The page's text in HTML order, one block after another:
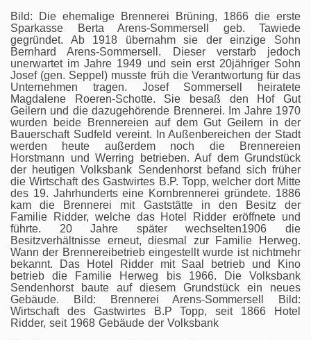
Bild: Die ehemalige Brennerei Brüning, 1866 die erste
Sparkasse Berta Arens-Sommersell geb. Tawiede
gegründet. Ab 1918 übernahm sie der einzige Sohn
Bernhard Arens-Sommersell. Dieser verstarb jedoch
unerwartet im Jahre 1949 und sein erst 20jähriger Sohn
Josef (gen. Seppel) musste früh die Verantwortung für das
Unternehmen tragen. Josef Sommersell heiratete
Magdalene Roeren-Schotte. Sie besaß den Hof Gut
Geilern und die dazugehörende Brennerei. Im Jahre 1970
wurden beide Brennereien auf dem Gut Geilern in der
Bauerschaft Sudfeld vereint. In Außenbereichen der Stadt
werden heute außerdem noch die Brennereien
Horstmann und Werring betrieben. Auf dem Grundstück
der heutigen Volksbank Sendenhorst befand sich früher
die Wirtschaft des Gastwirtes B.P. Topp, welcher dort Mitte
des 19. Jahrhunderts eine Kornbrennerei gründete. 1886
kam die Brennerei mit Gaststätte in den Besitz der
Familie Ridder, welche das Hotel Ridder eröffnete und
führte. 20 Jahre später wechselten1906 die
Besitzverhältnisse erneut, diesmal zur Familie Herweg.
Wann der Brennereibetrieb eingestellt wurde ist nichtmehr
bekannt. Das Hotel Ridder mit Saal betrieb und Kino
betrieb die Familie Herweg bis 1966. Die Volksbank
Sendenhorst baute auf diesem Grundstück ein neues
Gebäude. Bild: Brennerei Arens-Sommersell Bild:
Wirtschaft des Gastwirtes B.P Topp, seit 1866 Hotel
Ridder, seit 1968 Gebäude der Volksbank